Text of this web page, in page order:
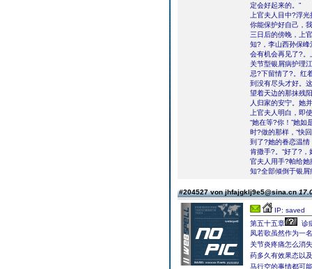
定会好起来的。”
上官夫人目中?浮
你能保护好自己，
三日后的傍晚，上
知?，李山西孙保峰
会有机会再见了?。
关节型银屑病护理
忌?下留情了?。红
到没有尽头才好。
望着天边的那抹残
人归家的安宁。她
上官夫人明白，即
“她在等?你！”她
时?做的那样，“快
到了?她的眷恋温
肯撒手?。“好了?
官夫人用手?帕给
知?全部倾倒于银
#204527 von jhfajgklj9e5@sina.cn
IP: saved
第五十五章
诊
凤若歌虽然作为一
关节炎疼痛怎么消
药多久有效果态以
马行空的事情都可